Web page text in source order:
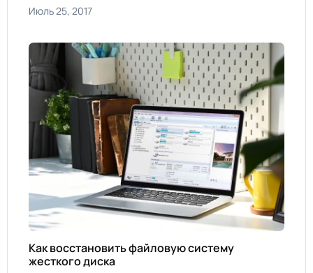
Июль 25, 2017
Как восстановить файловую систему
жесткого диска